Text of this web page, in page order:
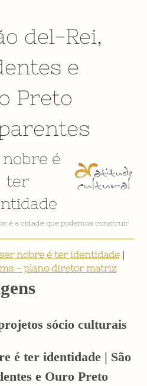
del-Rei,
e
Preto
é
ter
é a cidade que podemos construir
nobre é ter identidade|
- plano diretor matriz
sócio culturais
é ter identidade | São
e Ouro Preto